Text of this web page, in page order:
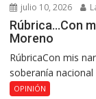
julio 10, 2026
Rúbrica…Con
Moreno
RúbricaCon mis
soberanía
OPINIÓN